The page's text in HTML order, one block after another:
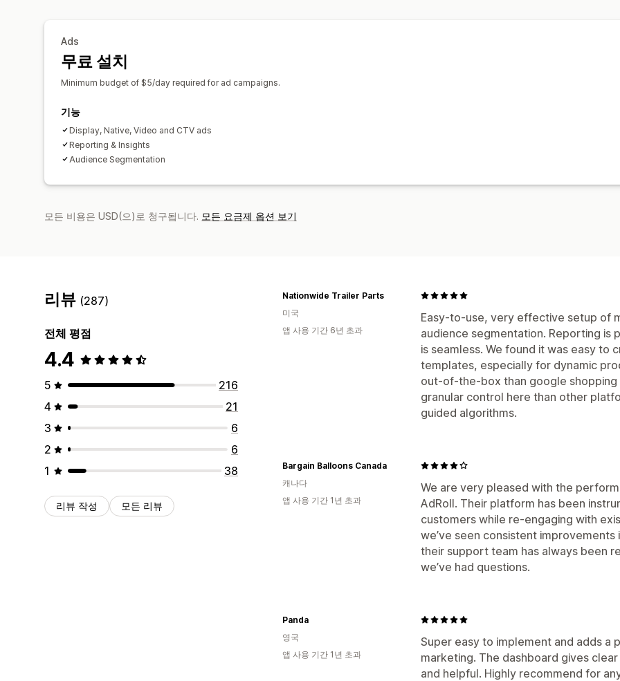
Ads
무료 설치
Minimum budget of $5/day required for ad campaigns.
기능
Display, Native, Video and CTV ads
Reporting & Insights
Audience Segmentation
모든 비용은 USD(으)로 청구됩니다. 모든 요금제 옵션 보기
리뷰 (287)
전체 평점
4.4
5
216
4
21
3
6
2
6
1
38
리뷰 작성 모든 리뷰
Easy-to-use, very effective setup of
audience segmentation. Reporting
is seamless. We found it was easy to
templates, especially for dynamic
out-of-the-box than google shopping
granular control here than other
guided algorithms.
Nationwide Trailer Parts
미국
앱 사용 기간 6년 초과
We are very pleased with the
AdRoll. Their platform has been
customers while re-engaging with
we’ve seen consistent
their support team has always been
we’ve had questions.
Bargain Balloons Canada
캐나다
앱 사용 기간 1년 초과
Super easy to implement and adds
marketing. The dashboard gives
and helpful. Highly recommend for
Panda
영국
앱 사용 기간 1년 초과